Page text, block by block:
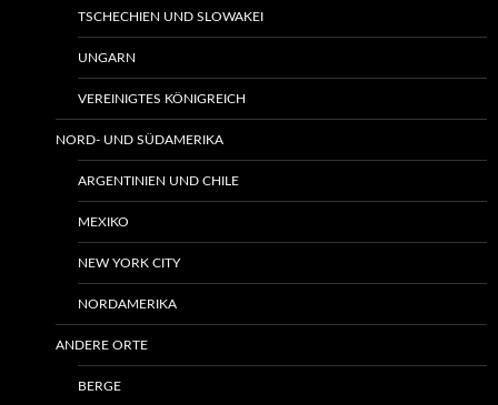
TSCHECHIEN UND SLOWAKEI
UNGARN
VEREINIGTES KÖNIGREICH
NORD- UND SÜDAMERIKA
ARGENTINIEN UND CHILE
MEXIKO
NEW YORK CITY
NORDAMERIKA
ANDERE ORTE
BERGE